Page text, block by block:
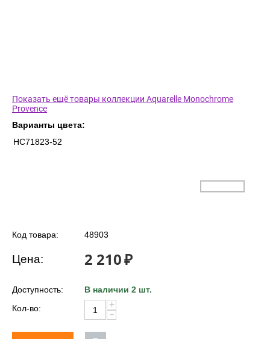
Показать ещё товары коллекции Aquarelle Monochrome
Provence
Варианты цвета:
HC71823-52
Код товара: 48903
Цена: 2 210₽
Доступность:
В наличии 2 шт.
Кол-во:
+
−